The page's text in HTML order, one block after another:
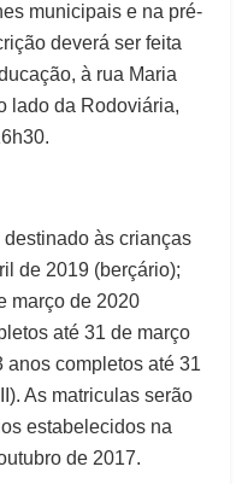
municipais e na pré-
deverá ser feita
à rua Maria
lado da Rodoviária,
às crianças
de 2019 (berçário);
março de 2020
até 31 de março
anos completos até 31
As matriculas serão
estabelecidos na
de 2017.